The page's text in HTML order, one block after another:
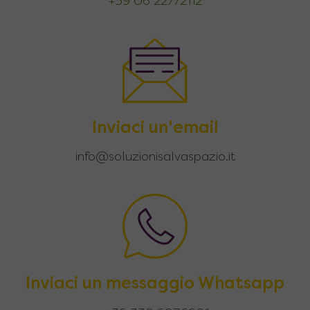
Inviaci un'email
info@soluzionisalvaspazio.it
Inviaci un messaggio Whatsapp